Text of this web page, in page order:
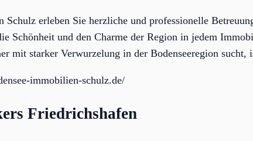
erleben Sie herzliche und professionelle
Schönheit und den Charme der Region in jedem
mit starker Verwurzelung in der Bodenseeregion sucht,
immobilien-schulz.de/
Friedrichshafen